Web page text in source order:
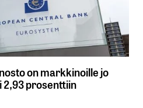
on markkinoille jo
2,93 prosenttiin